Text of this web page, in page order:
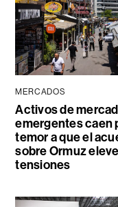
MERCADOS
Activos de
emergentes caen
temor a que el
sobre Ormuz
tensiones